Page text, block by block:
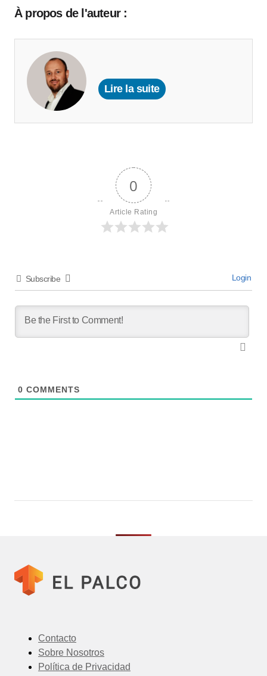
À propos de l'auteur :
Lire la suite
0
Article Rating
Subscribe Login
0 COMMENTS
Contacto
Sobre Nosotros
Política de Privacidad